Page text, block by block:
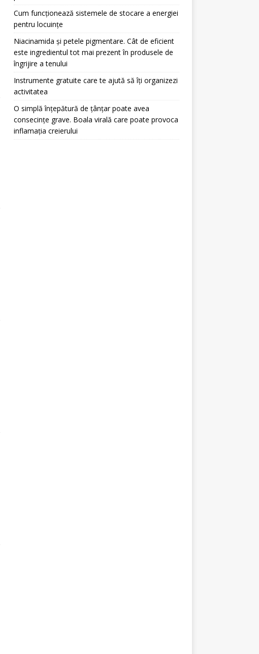
Cum funcționează sistemele de stocare a energiei
pentru locuințe
Niacinamida și petele pigmentare. Cât de eficient
este ingredientul tot mai prezent în produsele de
îngrijire a tenului
Instrumente gratuite care te ajută să îți organizezi
activitatea
O simplă înțepătură de țânțar poate avea
consecințe grave. Boala virală care poate provoca
inflamația creierului